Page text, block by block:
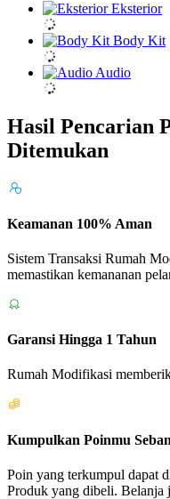
Eksterior
Body Kit
Audio
Hasil Pencarian
Ditemukan
Keamanan 100% Aman
Sistem Transaksi Rumah
memastikan kemananan
Garansi Hingga 1 Tahun
Rumah Modifikasi
Kumpulkan Poinmu
Poin yang terkumpul dapat
Produk yang dibeli. Belanja